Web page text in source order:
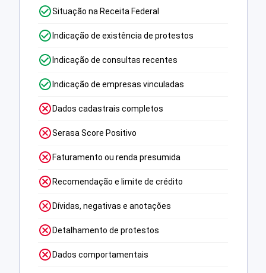
Situação na Receita Federal
Indicação de existência de protestos
Indicação de consultas recentes
Indicação de empresas vinculadas
Dados cadastrais completos
Serasa Score Positivo
Faturamento ou renda presumida
Recomendação e limite de crédito
Dívidas, negativas e anotações
Detalhamento de protestos
Dados comportamentais